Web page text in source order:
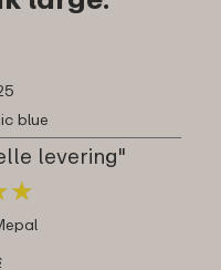
blue
levering"
★
★